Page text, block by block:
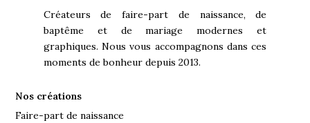
Créateurs de faire-part de naissance, de
baptême et de mariage modernes et
graphiques. Nous vous accompagnons dans ces
moments de bonheur depuis 2013.
Nos créations
Faire-part de naissance